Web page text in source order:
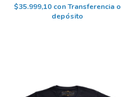
$35.999,10 con Transferencia o
depósito